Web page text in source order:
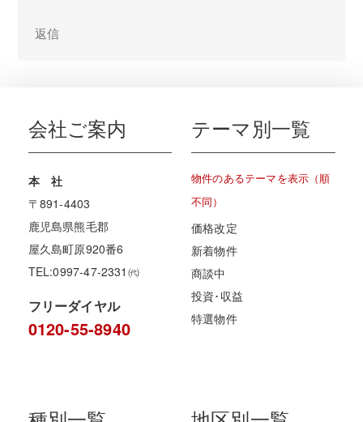
返信
会社ご案内
本 社
〒891-4403
鹿児島県熊毛郡
屋久島町原920番6
TEL:0997-47-2331㈹
フリーダイヤル
0120-55-8940
テーマ別一覧
物件のあるテーマを表示（順
不同）
価格改定
新着物件
商談中
投資･収益
特選物件